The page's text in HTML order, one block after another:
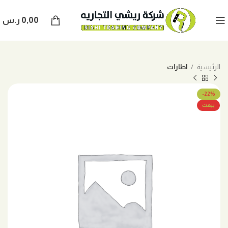
0,00 ر.س
الرئيسية اطارات
-22%
بيعت